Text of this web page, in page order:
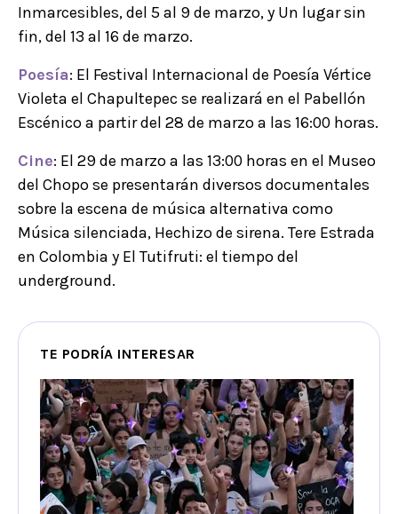
Inmarcesibles, del 5 al 9 de marzo, y Un lugar sin
fin, del 13 al 16 de marzo.
Poesía: El Festival Internacional de Poesía Vértice
Violeta el Chapultepec se realizará en el Pabellón
Escénico a partir del 28 de marzo a las 16:00 horas.
Cine: El 29 de marzo a las 13:00 horas en el Museo
del Chopo se presentarán diversos documentales
sobre la escena de música alternativa como
Música silenciada, Hechizo de sirena. Tere Estrada
en Colombia y El Tutifruti: el tiempo del
underground.
TE PODRÍA INTERESAR